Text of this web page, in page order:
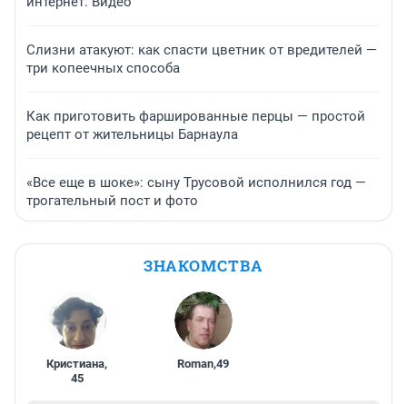
Слизни атакуют: как спасти цветник от вредителей —
три копеечных способа
Как приготовить фаршированные перцы — простой
рецепт от жительницы Барнаула
«Все еще в шоке»: сыну Трусовой исполнился год —
трогательный пост и фото
ЗНАКОМСТВА
Кристиана,
45
Roman,49